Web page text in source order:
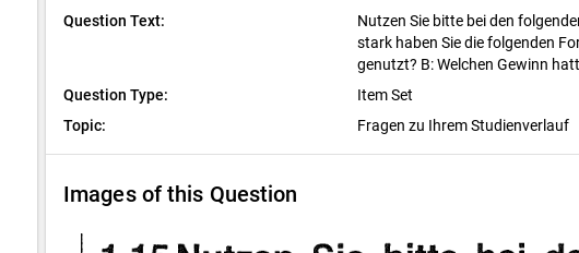
Question Text:
Nutzen Sie bitte bei den
stark haben Sie die folgenden
genutzt? B: Welchen Gewinn
Question Type:
Item Set
Topic:
Fragen zu Ihrem Studienverlauf
Images of this Question